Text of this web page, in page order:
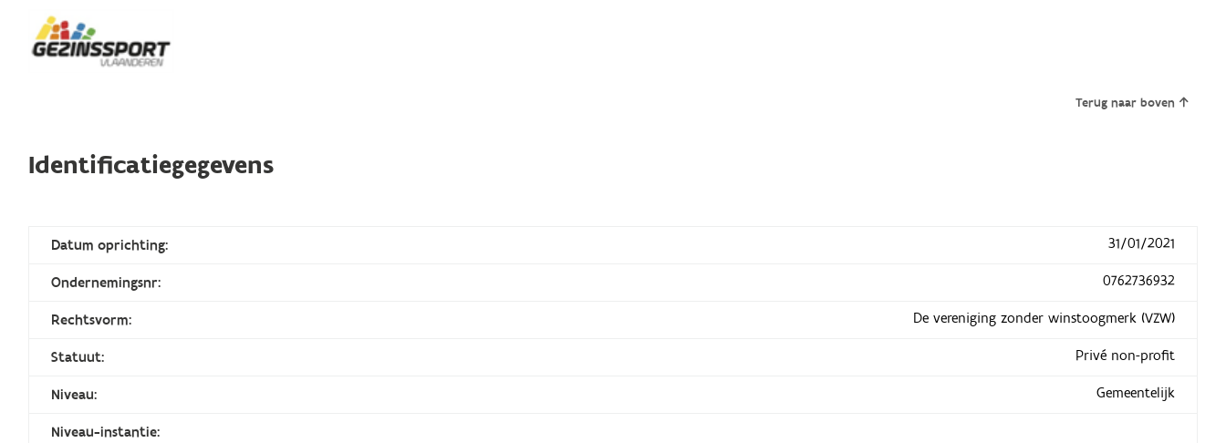
Terug naar boven
Identificatiegegevens
Datum oprichting: 31/01/2021
Ondernemingsnr: 0762736932
Rechtsvorm: De vereniging zonder winstoogmerk (VZW)
Statuut: Privé non-profit
Niveau: Gemeentelijk
Niveau-instantie: